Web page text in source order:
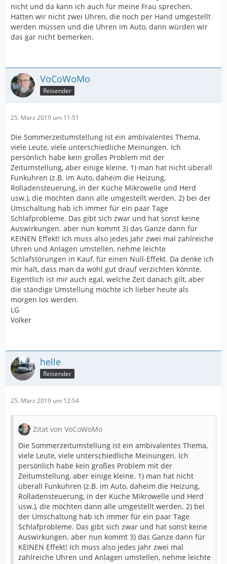
nicht und da kann ich auch für meine Frau sprechen.
Hätten wir nicht zwei Uhren, die noch per Hand umgestellt
werden müssen und die Uhren im Auto, dann würden wir
das gar nicht bemerken.
VoCoWoMo
Reisender
25. März 2019 um 11:51
Die Sommerzeitumstellung ist ein ambivalentes Thema,
viele Leute, viele unterschiedliche Meinungen. Ich
persönlich habe kein großes Problem mit der
Zeitumstellung, aber einige kleine. 1) man hat nicht überall
Funkuhren (z.B. im Auto, daheim die Heizung,
Rolladensteuerung, in der Küche Mikrowelle und Herd
usw.), die möchten dann alle umgestellt werden. 2) bei der
Umschaltung hab ich immer für ein paar Tage
Schlafprobleme. Das gibt sich zwar und hat sonst keine
Auswirkungen. aber nun kommt 3) das Ganze dann für
KEINEN Effekt! Ich muss also jedes Jahr zwei mal zahlreiche
Uhren und Anlagen umstellen, nehme leichte
Schlafstörungen in Kauf, für einen Null-Effekt. Da denke ich
mir halt, dass man da wohl gut drauf verzichten könnte.
Eigentlich ist mir auch egal, welche Zeit danach gilt, aber
die ständige Umstellung möchte ich lieber heute als
morgen los werden.
LG
Volker
helle
Reisender
25. März 2019 um 12:54
Zitat von VoCoWoMo
Die Sommerzeitumstellung ist ein ambivalentes Thema,
viele Leute, viele unterschiedliche Meinungen. Ich
persönlich habe kein großes Problem mit der
Zeitumstellung, aber einige kleine. 1) man hat nicht
überall Funkuhren (z.B. im Auto, daheim die Heizung,
Rolladensteuerung, in der Küche Mikrowelle und Herd
usw.), die möchten dann alle umgestellt werden. 2) bei
der Umschaltung hab ich immer für ein paar Tage
Schlafprobleme. Das gibt sich zwar und hat sonst keine
Auswirkungen. aber nun kommt 3) das Ganze dann für
KEINEN Effekt! Ich muss also jedes Jahr zwei mal
zahlreiche Uhren und Anlagen umstellen, nehme leichte